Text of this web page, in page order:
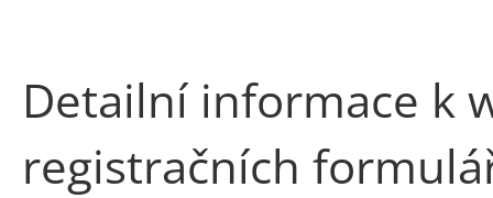
Detailní informace k
registračních